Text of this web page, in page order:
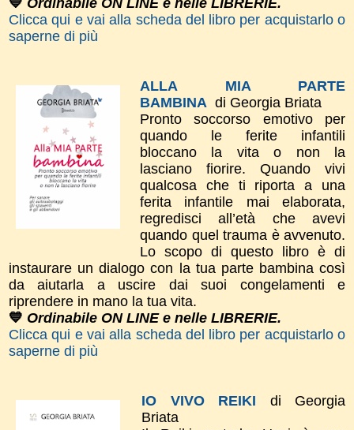
💙 Ordinabile ON LINE e nelle LIBRERIE.
Clicca qui e vai alla scheda del libro per acquistarlo o
saperne di più
ALLA MIA PARTE
BAMBINA di Georgia Briata
Pronto soccorso emotivo per
quando le ferite infantili
bloccano la vita o non la
lasciano fiorire. Quando vivi
qualcosa che ti riporta a una
ferita infantile mai elaborata,
regredisci all’età che avevi
quando quel trauma è avvenuto.
Lo scopo di questo libro è di
instaurare un dialogo con la tua parte bambina così
da aiutarla a uscire dai suoi congelamenti e
riprendere in mano la tua vita.
💙 Ordinabile ON LINE e nelle LIBRERIE.
Clicca qui e vai alla scheda del libro per acquistarlo o
saperne di più
IO VIVO REIKI di Georgia
Briata